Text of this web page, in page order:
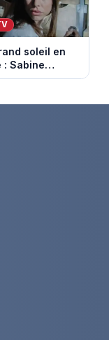
soleil en
: Sabine
par Céleste.